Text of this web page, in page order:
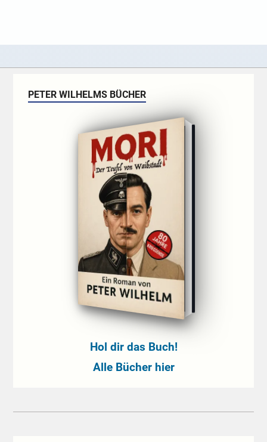
PETER WILHELMS BÜCHER
Hol dir das Buch!
Alle Bücher hier